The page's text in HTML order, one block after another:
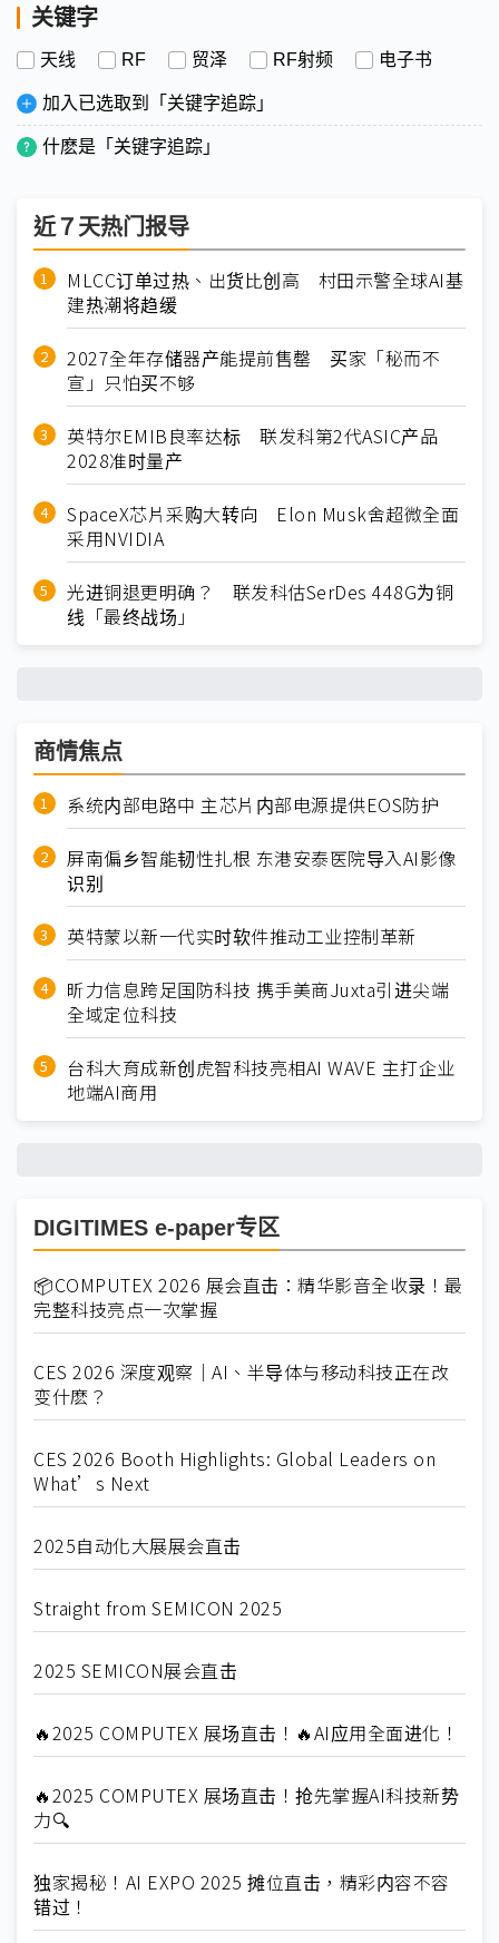
关键字
天线 RF 贸泽 RF射频 电子书
加入已选取到「关键字追踪」
什麽是「关键字追踪」
近７天热门报导
MLCC订单过热、出货比创高 村田示警全球AI基
建热潮将趋缓
2027全年存储器产能提前售罄 买家「秘而不
宣」只怕买不够
英特尔EMIB良率达标 联发科第2代ASIC产品
2028准时量产
SpaceX芯片采购大转向 Elon Musk舍超微全面
采用NVIDIA
光进铜退更明确？ 联发科估SerDes 448G为铜
线「最终战场」
商情焦点
系统内部电路中 主芯片内部电源提供EOS防护
屏南偏乡智能韧性扎根 东港安泰医院导入AI影像
识别
英特蒙以新一代实时软件推动工业控制革新
昕力信息跨足国防科技 携手美商Juxta引进尖端
全域定位科技
台科大育成新创虎智科技亮相AI WAVE 主打企业
地端AI商用
DIGITIMES e-paper专区
📦COMPUTEX 2026 展会直击：精华影音全收录！最
完整科技亮点一次掌握
CES 2026 深度观察｜AI、半导体与移动科技正在改
变什麽？
CES 2026 Booth Highlights: Global Leaders on
What’s Next
2025自动化大展展会直击
Straight from SEMICON 2025
2025 SEMICON展会直击
🔥2025 COMPUTEX 展场直击！🔥AI应用全面进化！
🔥2025 COMPUTEX 展场直击！抢先掌握AI科技新势
力🔍
独家揭秘！AI EXPO 2025 摊位直击，精彩内容不容
错过！